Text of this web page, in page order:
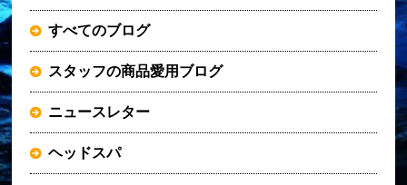
すべてのブログ
スタッフの商品愛用ブログ
ニュースレター
ヘッドスパ